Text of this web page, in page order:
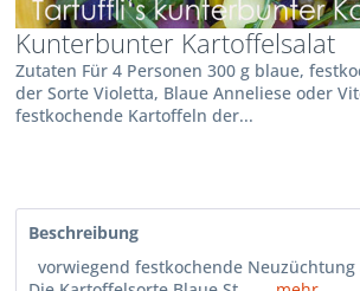
Kunterbunter Kartoffelsalat
Zutaten Für 4 Personen 300 g blaue,
der Sorte Violetta, Blaue Anneliese oder
festkochende Kartoffeln der...
Beschreibung
vorwiegend festkochende Neuzüchtung